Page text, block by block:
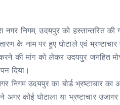
नगर निगम, उदयपुर को हस्तान्तरित
के नाम पर हुए घोटाले एवं भ्रष्टाचार
की मांग को लेकर उदयपुर जनहित
दिया।
निगम उदयपुर का बोर्ड भ्रष्टाचार
कोई घोटाला या भ्रष्टाचार